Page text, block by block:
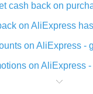
cash back on
on AliExpress
on AliExpress -
on AliExpress
back when making